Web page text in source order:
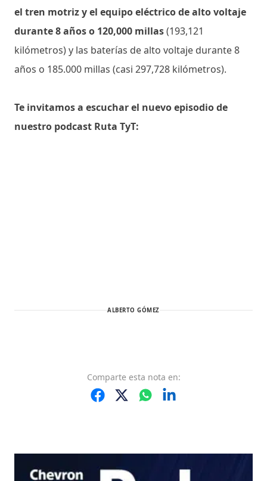
el tren motriz y el equipo eléctrico de alto voltaje
durante 8 años o 120,000 millas(193,121
kilómetros) y las baterías de alto voltaje durante 8
años o 185.000 millas (casi 297,728 kilómetros).
Te invitamos a escuchar el nuevo episodio de
nuestro podcast Ruta TyT:
ALBERTO GÓMEZ
Comparte esta nota en: